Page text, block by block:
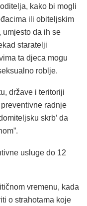
kako bi mogli
ili obiteljskim
umjesto da ih se
staratelji
ta djeca mogu
roblje.
države i teritoriji
radnje
skrb’ da
usluge do 12
vremenu, kada
o strahotama koje